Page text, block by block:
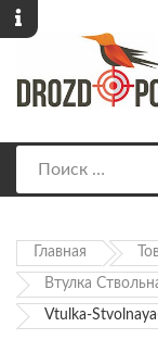
Главная
Втулка
Vtulka-